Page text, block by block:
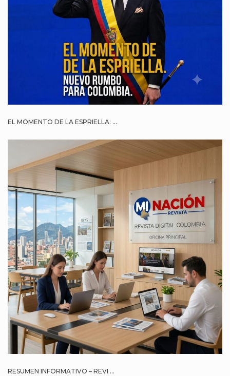
EL MOMENTO DE LA ESPRIELLA: ...
RESUMEN INFORMATIVO – REVI ...